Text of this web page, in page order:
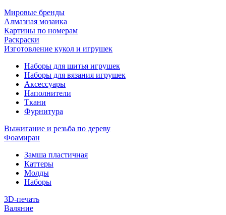
Мировые бренды
Алмазная мозаика
Картины по номерам
Раскраски
Изготовление кукол и игрушек
Наборы для шитья игрушек
Наборы для вязания игрушек
Аксессуары
Наполнители
Ткани
Фурнитура
Выжигание и резьба по дереву
Фоамиран
Замша пластичная
Каттеры
Молды
Наборы
3D-печать
Валяние